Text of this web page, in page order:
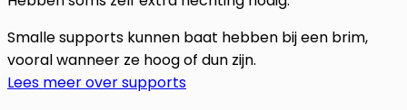
Smalle supports kunnen baat hebben bij een brim,
vooral wanneer ze hoog of dun zijn.
Lees meer over supports